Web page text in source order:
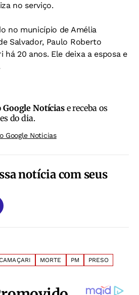
no serviço.
no município de Amélia
Salvador, Paulo Roberto
há 20 anos. Ele deixa a esposa e
Google Notíciase receba os
do dia.
Google Noticias
notícia com seus
MORTE PM PRESO